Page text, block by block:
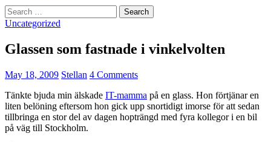
Search
for:
Uncategorized
Glassen som fastnade i vinkelvolten
May 18, 2009 Stellan 4 Comments
Tänkte bjuda min älskade IT-mamma på en glass. Hon förtjänar en
liten belöning eftersom hon gick upp snortidigt imorse för att sedan
tillbringa en stor del av dagen hopträngd med fyra kollegor i en bil
på väg till Stockholm.